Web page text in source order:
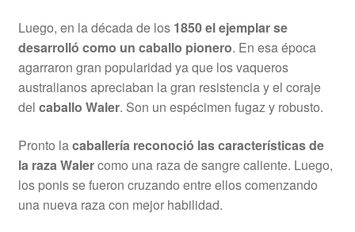
Luego, en la década de los 1850 el ejemplar se
desarrolló como un caballo pionero. En esa época
agarraron gran popularidad ya que los vaqueros
australianos apreciaban la gran resistencia y el coraje
del caballo Waler. Son un espécimen fugaz y robusto.
Pronto lacaballería reconoció las características de
la raza Walercomo una raza de sangre caliente. Luego,
los ponis se fueron cruzando entre ellos comenzando
una nueva raza con mejor habilidad.